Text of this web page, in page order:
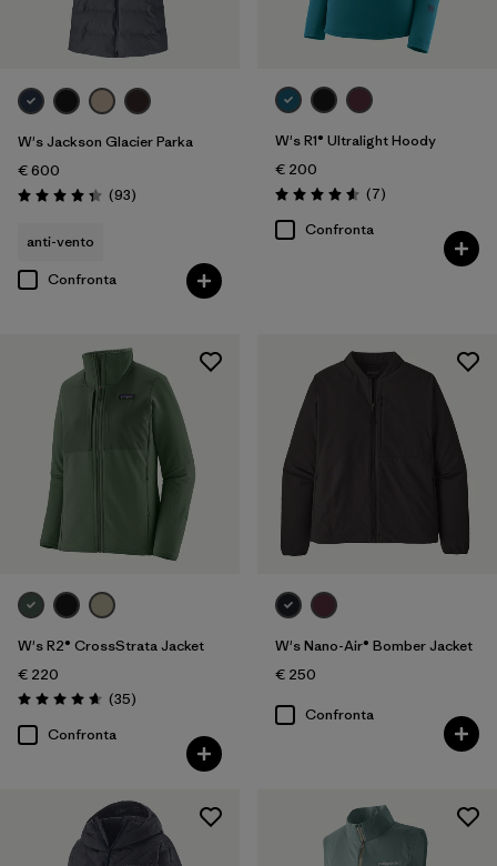
W's Jackson Glacier Parka
€ 600
Valutazione: 4.3 / 5
(93Recensioni
)
anti-vento
Confronta
W's R1® Ultralight Hoody
€ 200
Valutazione: 4.6 / 5
(7Recensioni
)
Confronta
W's R2® CrossStrata Jacket
€ 220
Valutazione: 4.7 / 5
(35Recensioni
)
Confronta
W's Nano-Air® Bomber Jacket
€ 250
Confronta